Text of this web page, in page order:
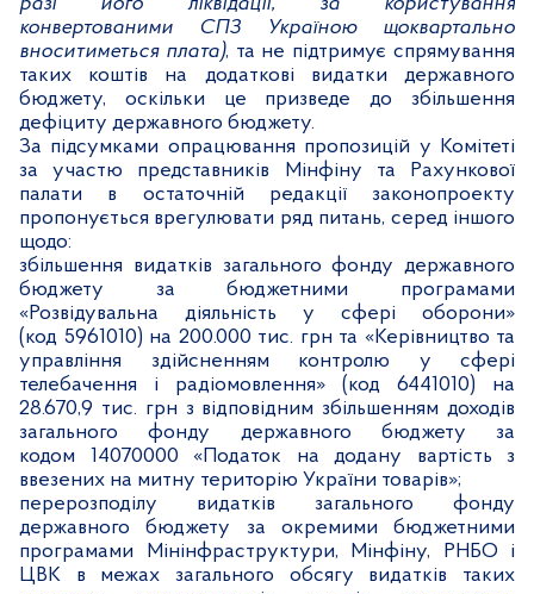
конвертованими СПЗ Україною щоквартально
вноситиметься плата), та не підтримує спрямування
таких коштів на додаткові видатки державного
бюджету, оскільки це призведе до збільшення
дефіциту державного бюджету.
За підсумками опрацювання пропозицій у Комітеті
за участю представників Мінфіну та Рахункової
палати в остаточній редакції законопроекту
пропонується врегулювати ряд питань, серед іншого
щодо:
збільшення видатків загального фонду державного
бюджету за бюджетними програмами
«Розвідувальна діяльність у сфері оборони»
(код 5961010) на 200.000 тис. грн та «Керівництво та
управління здійсненням контролю у сфері
телебачення і радіомовлення» (код 6441010) на
28.670,9 тис. грн з відповідним збільшенням доходів
загального фонду державного бюджету за
кодом 14070000 «Податок на додану вартість з
ввезених на митну територію України товарів»;
перерозподілу видатків загального фонду
державного бюджету за окремими бюджетними
програмами Мінінфраструктури, Мінфіну, РНБО і
ЦВК в межах загального обсягу видатків таких